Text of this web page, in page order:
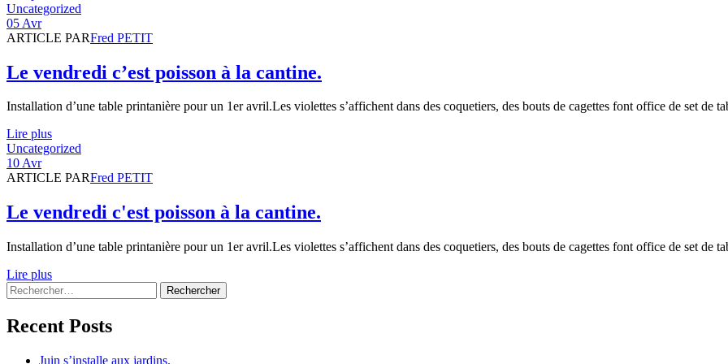
Catégories
Uncategorized
05 Avr
ARTICLE PARFred PETIT
Le vendredi c’est poisson à la cantine.
Installation d’une table printanière pour un 1er avril.Les violettes s’affichent dans des coquetiers, des bouts de cagettes font office de set de
Lire plus
Catégories
Uncategorized
10 Avr
ARTICLE PARFred PETIT
Le vendredi c'est poisson à la cantine.
Installation d’une table printanière pour un 1er avril.Les violettes s’affichent dans des coquetiers, des bouts de cagettes font office de set de
Lire plus
Rechercher :
Recent Posts
Juin s’installe aux jardins.